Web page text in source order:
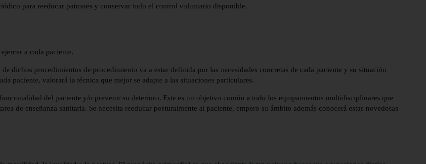
para reeducar patrones y conservar todo el control voluntario disponible.
a cada paciente.
dichos procedimientos de procedimiento va a estar definida por las necesidades concretas de cada paciente y su situación
paciente, valorará la técnica que mejor se adapte a las situaciones particulares.
del paciente y/o prevenir su deterioro. Este es un objetivo común a todo los equipamientos multidisciplinares que
de enseñanza sanitaria. Se necesita reeducar posturalmente al paciente, empero su ámbito además conocerá estas novedosas